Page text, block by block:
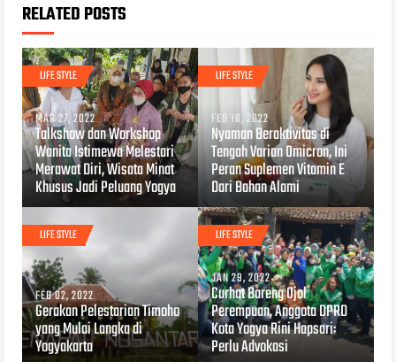
RELATED POSTS
LIFE STYLE
MAR 27, 2022
Talkshow dan Workshop
Wanita Istimewa Melestari
Merawat Diri, Wisata Minat
Khusus Jadi Peluang Yogya
LIFE STYLE
FEB 16, 2022
Nyaman Beraktivitas di
Tengah Varian Omicron, Ini
Peran Suplemen Vitamin E
Dari Bahan Alami
LIFE STYLE
FEB 02, 2022
Gerakan Pelestarian Timoho
yang Mulai Langka di
Yogyakarta
LIFE STYLE
JAN 29, 2022
Curhat Bareng Ojol
Perempuan, Anggota DPRD
Kota Yogya Rini Hapsari:
Perlu Advokasi